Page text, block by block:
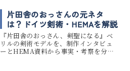
片田舎のおっさんの元ネタ
は？ドイツ剣術・HEMAを解説
『片田舎のおっさん、剣聖になる』ベ
リルの剣術モデルを、制作インタビュ
ーとHEMA資料から事実・考察を分け